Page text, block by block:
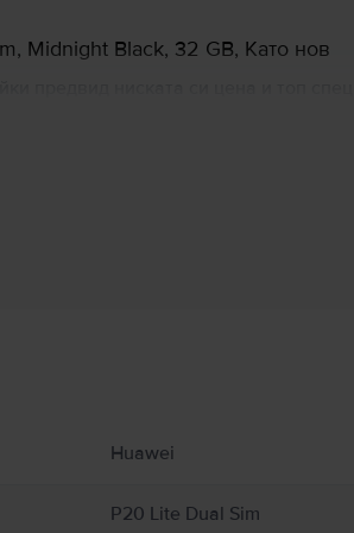
Midnight Black, 32 GB, Като нов
Huawei
P20 Lite Dual Sim